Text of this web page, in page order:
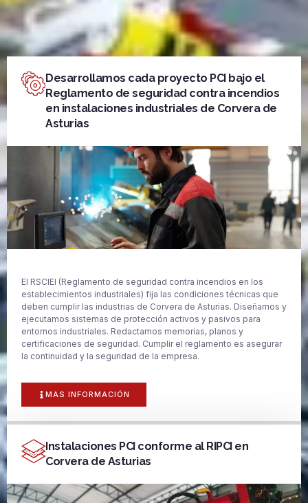
Desarrollamos cada proyecto PCI bajo el
Reglamento de seguridad contra incendios
en instalaciones industriales de Corvera de
Asturias
El RSCIEI (Reglamento de seguridad contra incendios en los
establecimientos industriales) fija las condiciones técnicas que
deben cumplir las industrias de Corvera de Asturias. Diseñamos y
ejecutamos sistemas de protección activos y pasivos para
entornos industriales. Redactamos memorias, planos y
certificaciones de seguridad. Cumplir el reglamento es asegurar
la continuidad y la seguridad de la empresa.
MAS INFORMACIÓN
Instalaciones PCI conforme al RIPCI en
Corvera de Asturias